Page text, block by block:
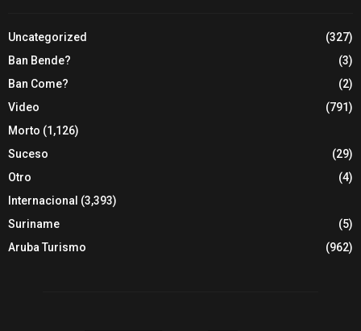
Uncategorized
(327)
Ban Bende?
(3)
Ban Come?
(2)
Video
(791)
Morto (1,126)
Suceso
(29)
Otro
(4)
Internacional (3,393)
Suriname
(5)
Aruba Turismo
(962)